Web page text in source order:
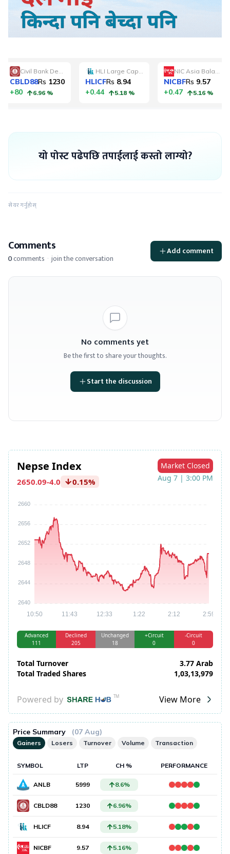
यो पोस्ट पढेपछि तपाईलाई कस्तो लाग्यो?
सेयर गर्नुहोस्
Comments
0comments · join the conversation
Add comment
No comments yet
Be the first to share your thoughts.
Start the discussion